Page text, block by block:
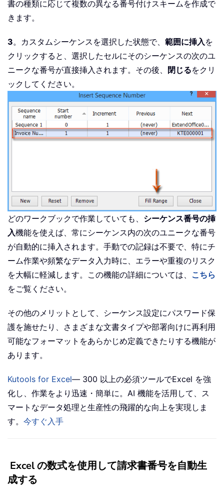
書の種類に応じて複数の異なる番号付けスキームを作成で
きます。
3。カスタムシーケンスを選択した状態で、 範囲に挿入を
クリックすると、選択したセルにそのシーケンスの次のユ
ニークな番号が直接挿入されます。その後、 閉じるをクリ
ックしてください。
どのワークブックで作業していても、 シーケンス番号の挿
入機能を使えば、常にシーケンス内の次のユニークな番号
が自動的に挿入されます。手動での記録は不要で、特にチ
ーム作業や頻繁なデータ入力時に、エラーや重複のリスク
を大幅に軽減します。この機能の詳細については、 こちら
をご覧ください。
その他のメリットとして、シーケンス設定にパスワード保
護を施せたり、さまざまな文書タイプや部署向けに再利用
可能なフォーマットをあらかじめ定義できたりする機能が
あります。
Kutools for Excel— 300 以上の必須ツールでExcel を強
化し、作業をより迅速・簡単に。AI 機能を活用して、ス
マートなデータ処理と生産性の飛躍的な向上を実現しま
す。 今すぐ入手
Excel の数式を使用して請求書番号を自動生
成する